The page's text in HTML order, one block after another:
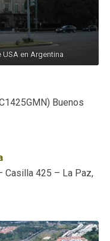
USA en Argentina
Buenos
Casilla 425 – La Paz,